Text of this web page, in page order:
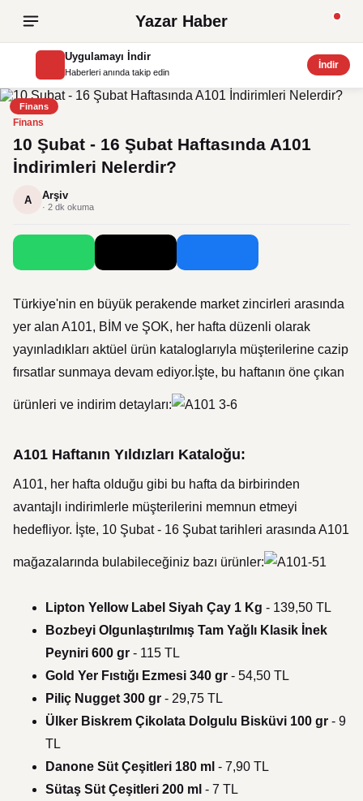
Yazar Haber
Uygulamayı İndir
Haberleri anında takip edin
İndir
Finans
Finans
10 Şubat - 16 Şubat Haftasında A101
İndirimleri Nelerdir?
A Arşiv
· 2 dk okuma
Türkiye'nin en büyük perakende market zincirleri arasında
yer alan A101, BİM ve ŞOK, her hafta düzenli olarak
yayınladıkları aktüel ürün kataloglarıyla müşterilerine cazip
fırsatlar sunmaya devam ediyor.İşte, bu haftanın öne çıkan
ürünleri ve indirim detayları:
A101 Haftanın Yıldızları Kataloğu:
A101, her hafta olduğu gibi bu hafta da birbirinden
avantajlı indirimlerle müşterilerini memnun etmeyi
hedefliyor. İşte, 10 Şubat - 16 Şubat tarihleri arasında A101
mağazalarında bulabileceğiniz bazı ürünler:
Lipton Yellow Label Siyah Çay 1 Kg - 139,50 TL
Bozbeyi Olgunlaştırılmış Tam Yağlı Klasik İnek
Peyniri 600 gr - 115 TL
Gold Yer Fıstığı Ezmesi 340 gr - 54,50 TL
Piliç Nugget 300 gr - 29,75 TL
Ülker Biskrem Çikolata Dolgulu Bisküvi 100 gr - 9
TL
Danone Süt Çeşitleri 180 ml - 7,90 TL
Sütaş Süt Çeşitleri 200 ml - 7 TL